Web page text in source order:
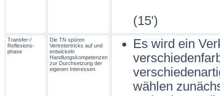
(15')
Transfer-/
Reflexions­
phase
Die TN spüren
Vertretertricks auf und
entwickeln
Handlungskompetenzen
zur Durchsetzung der
eigenen Interessen
Es wird ein
wählen